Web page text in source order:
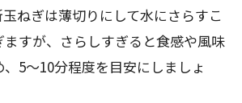
ねぎは薄切りにして水にさらすこ
ますが、さらしすぎると食感や風味
5〜10分程度を目安にしましょ